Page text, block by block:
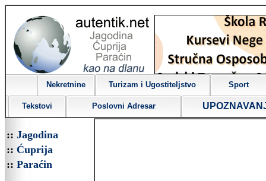
Nekretnine Turizam i Ugostiteljstvo Sport
Tekstovi Poslovni Adresar
:: Jagodina
:: Ćuprija
:: Paraćin